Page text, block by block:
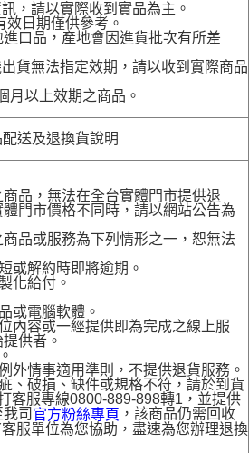
，請以實際收到實品為主。
日期僅供參考。
口品，產地會因進貨批次有所差
貨無法指定效期，請以收到實際商品
月以上效期之商品。
配送及退換貨說明
商品，無法在全台實體門市提供退
門市價格不同時，請以網站公告為
商品或服務為下列情形之一，恕無法
或解約時即將逾期。
化給付。
或電腦軟體。
內容或一經提供即為完成之線上服
供者。
外情事適用準則，不提供退貨服務。
、破損、缺件或規格不符，請於到貨
客服專線0800-889-898轉1，並提供
司 官方粉絲專頁 ，該商品仍需回收
服單位為您協助，盡速為您辦理退換